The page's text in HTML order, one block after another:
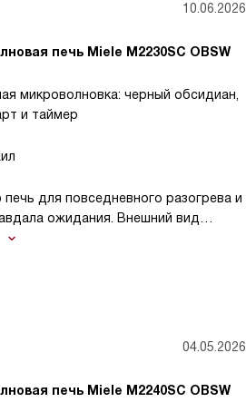
10.06.2026
печь Miele M2230SC OBSW
микроволновка: черный обсидиан,
и таймер
для повседневного разогрева и
ожидания. Внешний вид
аккуратно садится в нишу,
оказалась удобной — палец не
руками. Сенсорный набор
дисплей четко
помогает контролировать
камера из нержавеющей стали не
от брызг и запахов. Объема в
тарелок, а вращающийся
большинство посуды.
04.05.2026
печь Miele M2240SC OBSW